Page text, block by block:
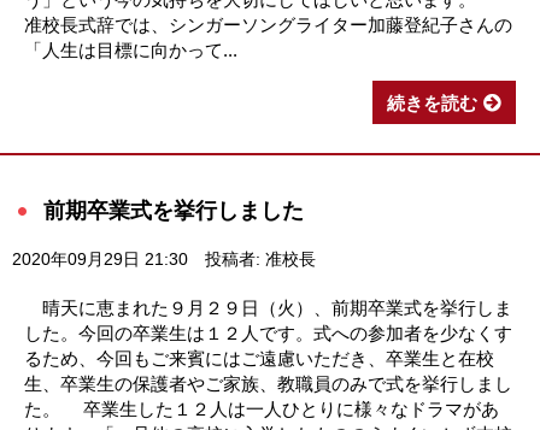
准校長式辞では、シンガーソングライター加藤登紀子さんの
「人生は目標に向かって...
続きを読む
前期卒業式を挙行しました
2020年09月29日 21:30 投稿者: 准校長
晴天に恵まれた９月２９日（火）、前期卒業式を挙行しま
した。今回の卒業生は１２人です。式への参加者を少なくす
るため、今回もご来賓にはご遠慮いただき、卒業生と在校
生、卒業生の保護者やご家族、教職員のみで式を挙行しまし
た。 卒業生した１２人は一人ひとりに様々なドラマがあ